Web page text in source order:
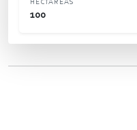
HECTAREAS
100